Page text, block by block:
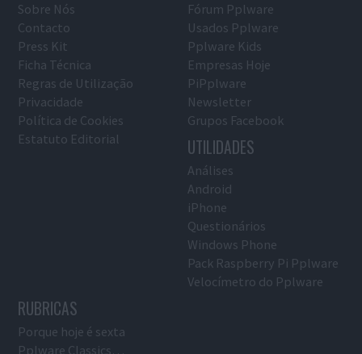
Sobre Nós
Contacto
Press Kit
Ficha Técnica
Regras de Utilização
Privacidade
Política de Cookies
Estatuto Editorial
Fórum Pplware
Usados Pplware
Pplware Kids
Empresas Hoje
PiPplware
Newsletter
Grupos Facebook
UTILIDADES
Análises
Android
iPhone
Questionários
Windows Phone
Pack Raspberry Pi Pplware
Velocímetro do Pplware
RUBRICAS
Porque hoje é sexta
Pplware Classics…